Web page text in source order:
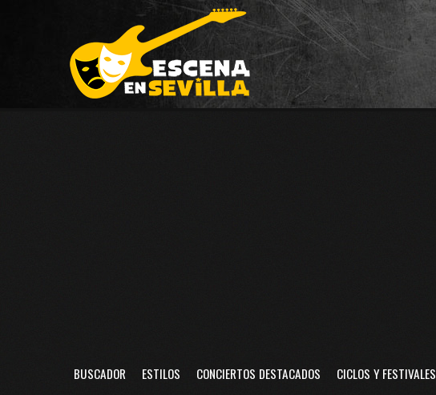
BUSCADOR ESTILOS CONCIERTOS DESTACADOS CICLOS Y FESTIVALES